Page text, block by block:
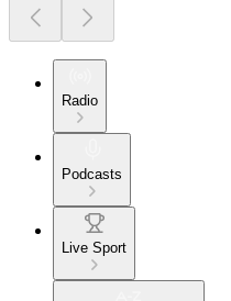
Radio
Podcasts
Live Sport